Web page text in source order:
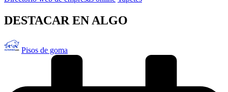
DESTACAR EN ALGO
Publicado
por
Pisos de goma